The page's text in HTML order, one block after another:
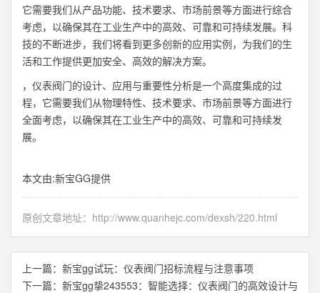
它需要我们从产品功能、技术要求、市场前景等方面进行综合
考虑，以确保其在工业生产中的高效、可靠和可持续发展。科
技的不断进步，我们将看到更多创新的应用实例，为我们的生
活和工作提供更加安全、高效的解决方案。
，仪表阀门的设计、应用与重要性分析是一个高度集成的过
程，它需要我们从物理特性、技术要求、市场前景等方面进行
全面考虑，以确保其在工业生产中的高效、可靠和可持续发
展。
本文由:新宝GG提供
原创文章地址： http://www.quanhejc.com/dexsh/220.html
上一篇： 新宝gg试玩：仪表阀门招标流程与注意事项
下一篇： 新宝gg挚243553：智能选择：仪表阀门的高效设计与